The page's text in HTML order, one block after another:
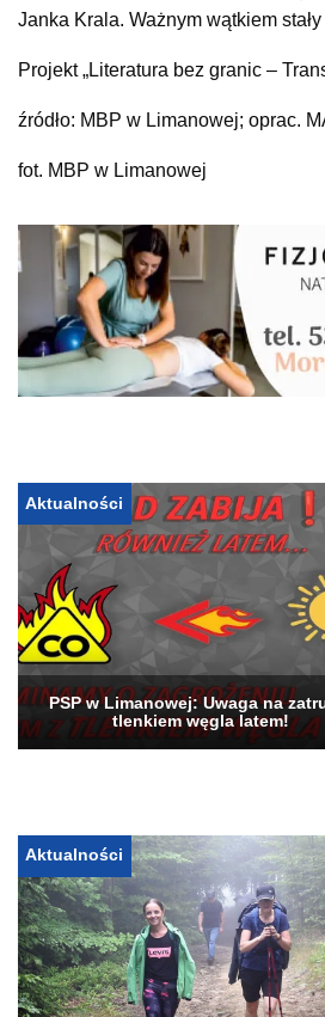
Janka Krala. Ważnym wątkiem
Projekt „Literatura bez granic –
źródło: MBP w Limanowej; oprac.
fot. MBP w Limanowej
Aktualności
PSP w Limanowej: Uwaga na
tlenkiem węgla latem!
Aktualności